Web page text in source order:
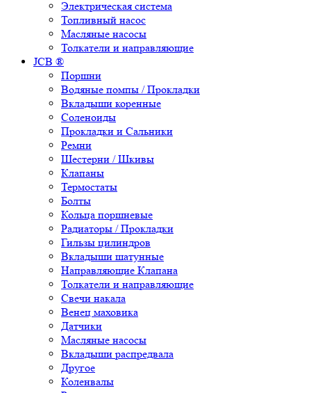
Электрическая система
Топливный насос
Масляные насосы
Толкатели и направляющие
JCB ®
Поршни
Водяные помпы / Прокладки
Вкладыши коренные
Соленоиды
Прокладки и Сальники
Ремни
Шестерни / Шкивы
Клапаны
Термостаты
Болты
Кольца поршневые
Радиаторы / Прокладки
Гильзы цилиндров
Вкладыши шатунные
Направляющие Клапана
Толкатели и направляющие
Свечи накала
Венец маховика
Датчики
Масляные насосы
Вкладыши распредвала
Другое
Коленвалы